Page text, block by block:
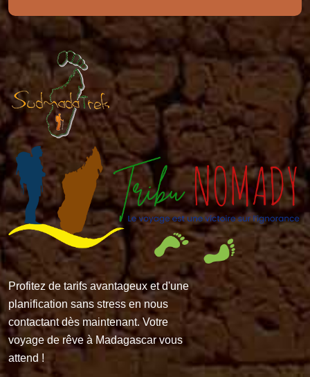
Profitez de tarifs avantageux et d'une
planification sans stress en nous
contactant dès maintenant. Votre
voyage de rêve à Madagascar vous
attend !